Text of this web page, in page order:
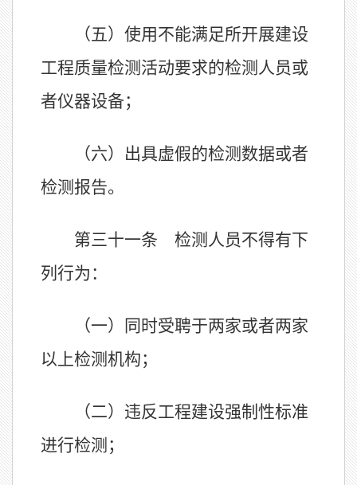
（五）使用不能满足所开展建设
工程质量检测活动要求的检测人员或
者仪器设备；
（六）出具虚假的检测数据或者
检测报告。
第三十一条 检测人员不得有下
列行为：
（一）同时受聘于两家或者两家
以上检测机构；
（二）违反工程建设强制性标准
进行检测；